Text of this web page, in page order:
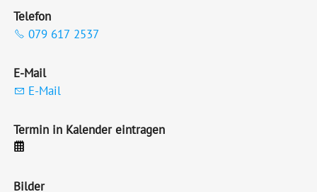
Telefon
079 617 2537
E-Mail
E-Mail
Termin in Kalender eintragen
Bilder